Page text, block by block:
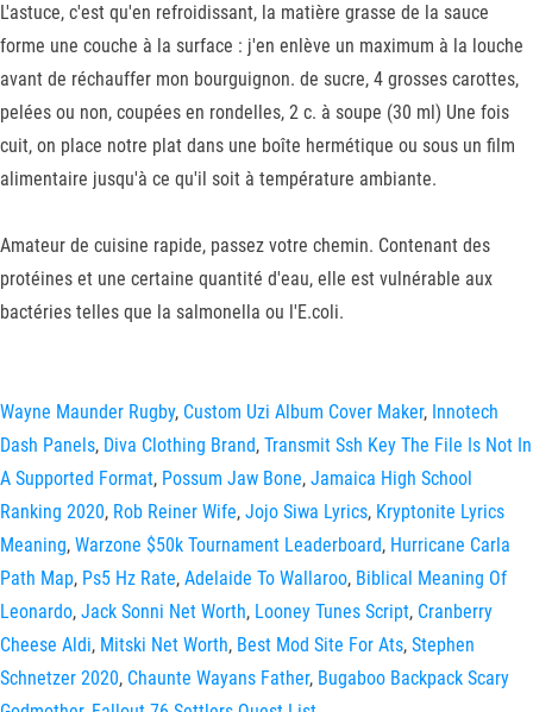
L'astuce, c'est qu'en refroidissant, la matière grasse de la sauce
forme une couche à la surface : j'en enlève un maximum à la louche
avant de réchauffer mon bourguignon. de sucre, 4 grosses carottes,
pelées ou non, coupées en rondelles, 2 c. à soupe (30 ml) Une fois
cuit, on place notre plat dans une boîte hermétique ou sous un film
alimentaire jusqu'à ce qu'il soit à température ambiante.
Amateur de cuisine rapide, passez votre chemin. Contenant des
protéines et une certaine quantité d'eau, elle est vulnérable aux
bactéries telles que la salmonella ou l'E.coli.
Wayne Maunder Rugby, Custom Uzi Album Cover Maker, Innotech
Dash Panels, Diva Clothing Brand, Transmit Ssh Key The File Is Not In
A Supported Format, Possum Jaw Bone, Jamaica High School
Ranking 2020, Rob Reiner Wife, Jojo Siwa Lyrics, Kryptonite Lyrics
Meaning, Warzone $50k Tournament Leaderboard, Hurricane Carla
Path Map, Ps5 Hz Rate, Adelaide To Wallaroo, Biblical Meaning Of
Leonardo, Jack Sonni Net Worth, Looney Tunes Script, Cranberry
Cheese Aldi, Mitski Net Worth, Best Mod Site For Ats, Stephen
Schnetzer 2020, Chaunte Wayans Father, Bugaboo Backpack Scary